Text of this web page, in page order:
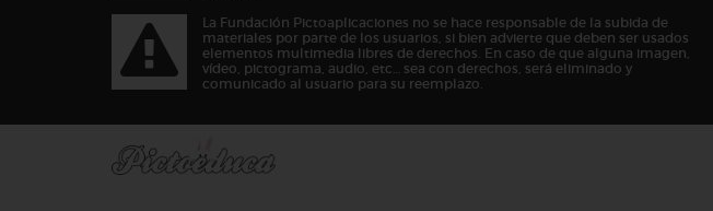
La Fundación Pictoaplicaciones no se hace responsable de la subida de
materiales por parte de los usuarios, si bien advierte que deben ser usados
elementos multimedia libres de derechos. En caso de que alguna imagen,
vídeo, pictograma, audio, etc… sea con derechos, será eliminado y
comunicado al usuario para su reemplazo.